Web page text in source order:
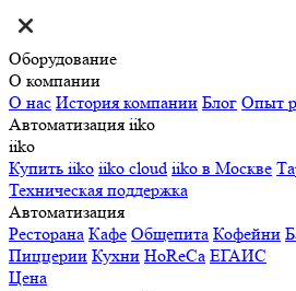
Оборудование
О компании
О нас История компании Блог Опыт
Автоматизация iiko
iiko
Купить iiko iiko cloud iiko в Москве
Техническая поддержка
Автоматизация
Ресторана Кафе Общепита Кофейни
Пиццерии Кухни HoReCa ЕГАИС
Цена